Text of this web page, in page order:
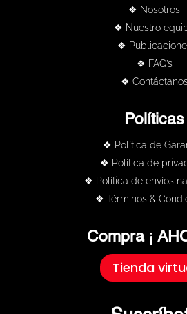
❖ Nosotros
❖ Nuestro
❖
❖ FAQ’s
❖
Políticas
❖ Política de
❖ Política de
❖ Política de envíos
❖ Términos &
Compra ¡
Tienda